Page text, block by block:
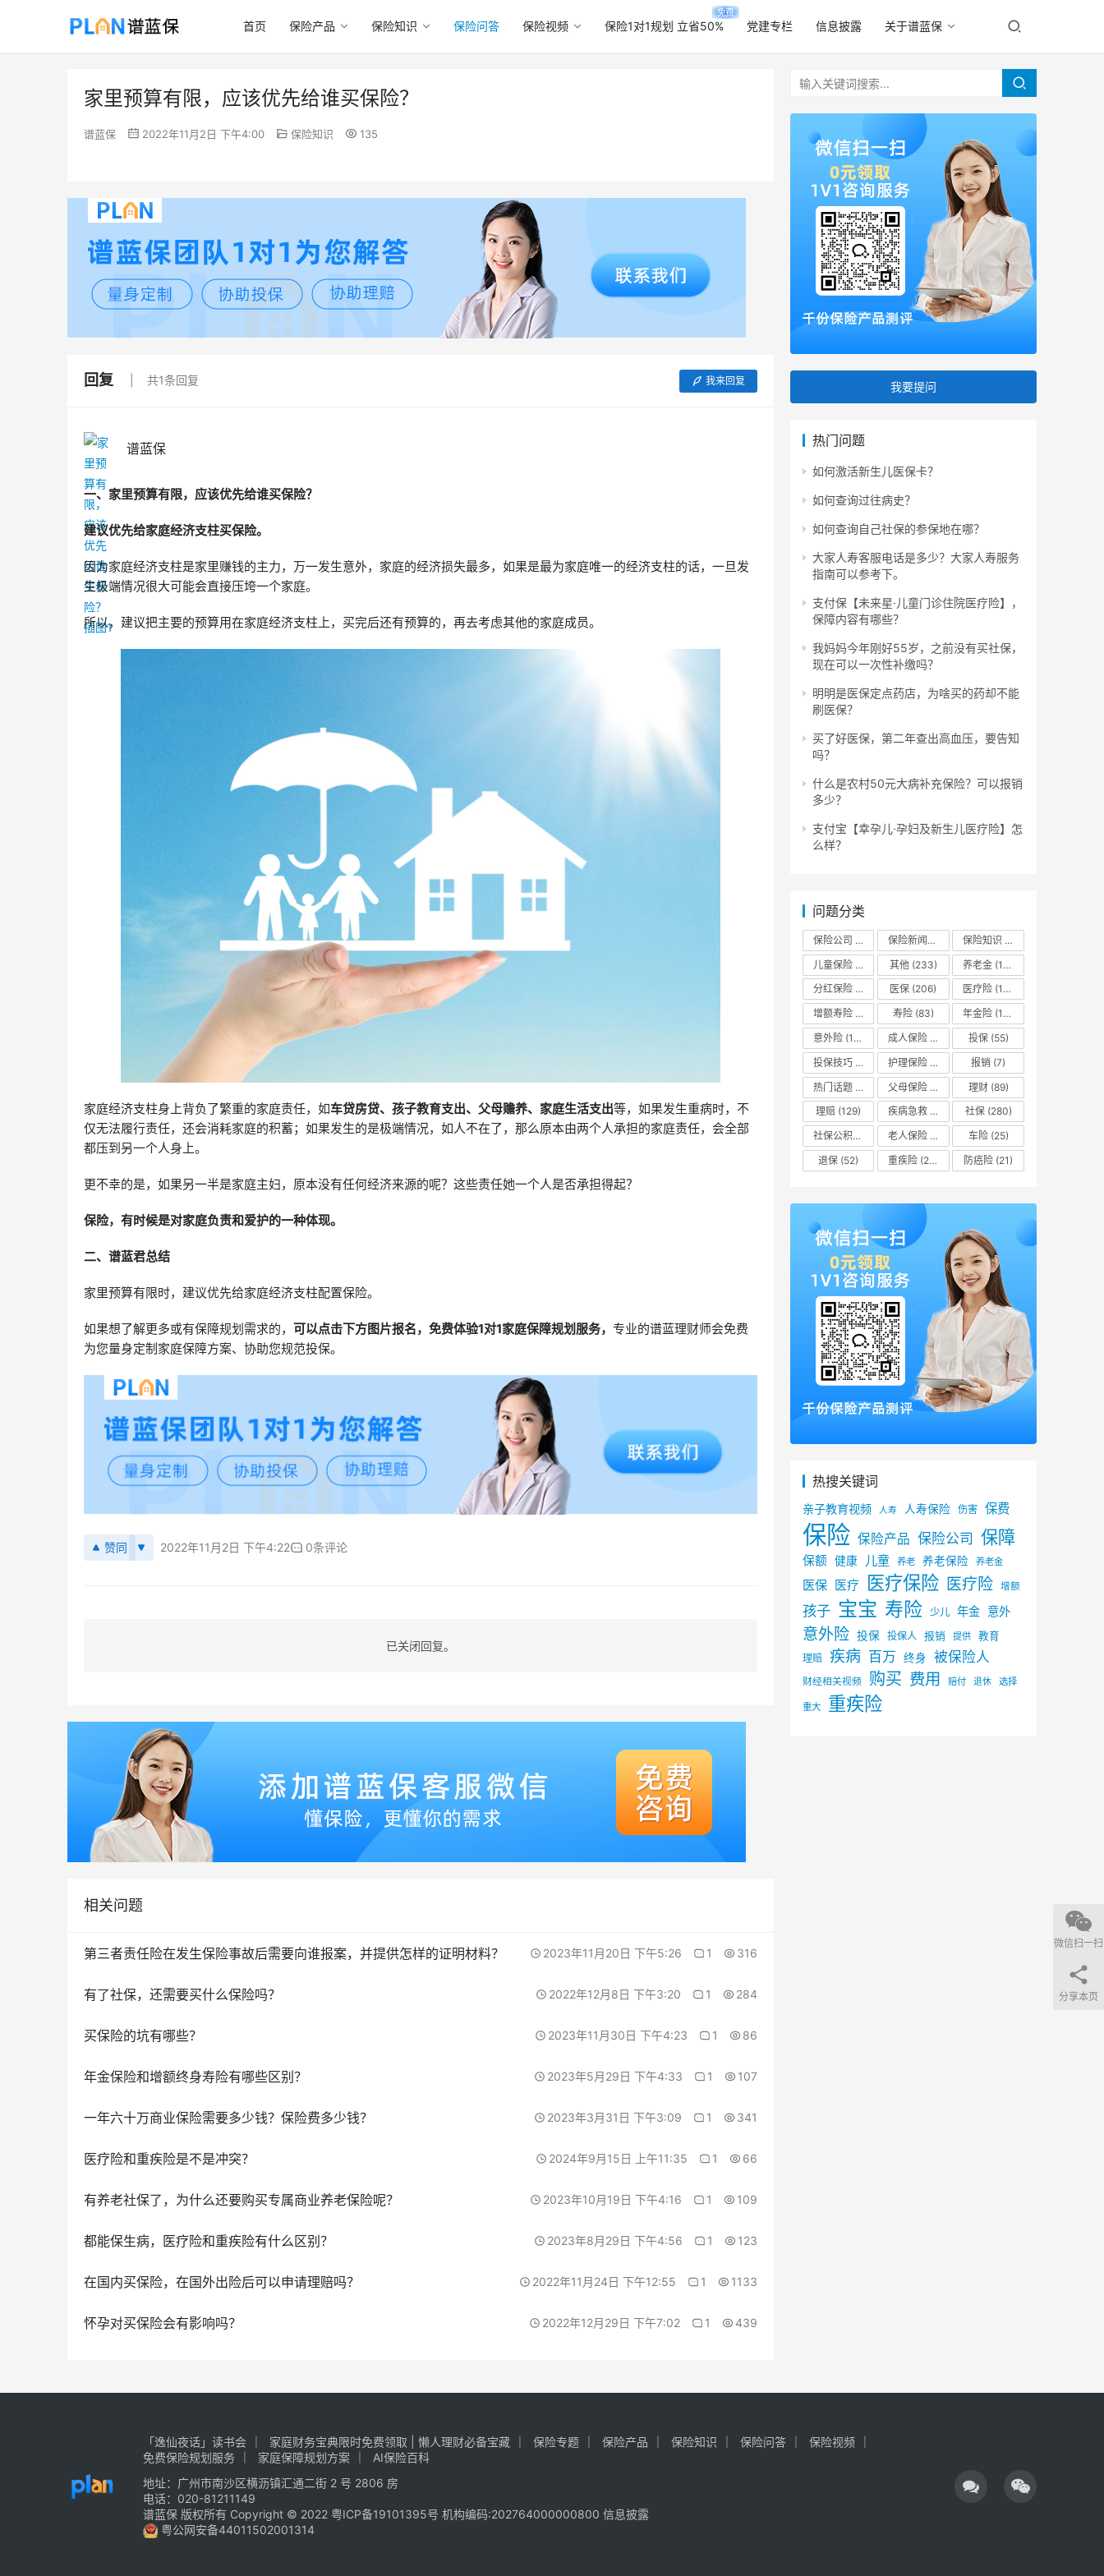
首页 保险产品 保险知识 保险问答 保险视频 保险1对1规划 立省50%
免费
党建专栏 信息披露 关于谱蓝保
家里预算有限，应该优先给谁买保险？
谱蓝保 2022年11月2日 下午4:00 保险知识 135
回复 共1条回复 我来回复
谱蓝保
一、家里预算有限，应该优先给谁买保险？
建议优先给家庭经济支柱买保险。
因为家庭经济支柱是家里赚钱的主力，万一发生意外，家庭的经济损失最多，如果是最为家庭唯一的经济支柱的话，一旦发
生极端情况很大可能会直接压垮一个家庭。
所以，建议把主要的预算用在家庭经济支柱上，买完后还有预算的，再去考虑其他的家庭成员。
家庭经济支柱身上背负了繁重的家庭责任，如车贷房贷、孩子教育支出、父母赡养、家庭生活支出等，如果发生重病时，不
仅无法履行责任，还会消耗家庭的积蓄；如果发生的是极端情况，如人不在了，那么原本由两个人承担的家庭责任，会全部
都压到另一个人身上。
更不幸的是，如果另一半是家庭主妇，原本没有任何经济来源的呢？这些责任她一个人是否承担得起？
保险，有时候是对家庭负责和爱护的一种体现。
二、谱蓝君总结
家里预算有限时，建议优先给家庭经济支柱配置保险。
如果想了解更多或有保障规划需求的， 可以点击下方图片报名，免费体验1对1家庭保障规划服务， 专业的谱蓝理财师会免费
为您量身定制家庭保障方案、协助您规范投保。
赞同 2022年11月2日 下午4:22 0条评论
已关闭回复。
相关问题
第三者责任险在发生保险事故后需要向谁报案，并提供怎样的证明材料？ 2023年11月20日 下午5:26 1 316
有了社保，还需要买什么保险吗？ 2022年12月8日 下午3:20 1 284
买保险的坑有哪些？ 2023年11月30日 下午4:23 1 86
年金保险和增额终身寿险有哪些区别？ 2023年5月29日 下午4:33 1 107
一年六十万商业保险需要多少钱？保险费多少钱？ 2023年3月31日 下午3:09 1 341
医疗险和重疾险是不是冲突？ 2024年9月15日 上午11:35 1 66
有养老社保了，为什么还要购买专属商业养老保险呢？ 2023年10月19日 下午4:16 1 109
都能保生病，医疗险和重疾险有什么区别？ 2023年8月29日 下午4:56 1 123
在国内买保险，在国外出险后可以申请理赔吗？ 2022年11月24日 下午12:55 1 1133
怀孕对买保险会有影响吗？ 2022年12月29日 下午7:02 1 439
我要提问
热门问题
如何激活新生儿医保卡？
如何查询过往病史？
如何查询自己社保的参保地在哪？
大家人寿客服电话是多少？大家人寿服务
指南可以参考下。
支付保【未来星·儿童门诊住院医疗险】，
保障内容有哪些？
我妈妈今年刚好55岁，之前没有买社保，
现在可以一次性补缴吗？
明明是医保定点药店，为啥买的药却不能
刷医保？
买了好医保，第二年查出高血压，要告知
吗？
什么是农村50元大病补充保险？可以报销
多少？
支付宝【幸孕儿·孕妇及新生儿医疗险】怎
么样？
问题分类
保险公司 保险新闻资讯 (13)保险知识
儿童保险
其他(233) 养老金 (180)
分红保险
医保 (206) 医疗险 (175)
增额寿险
寿险(83) 年金险 (185)
意外险 (143) 成人保险 投保(55)
投保技巧
护理保险 报销 (7)
热门话题
父母保险 理财(89)
理赔 (129) 疾病急救 社保(280)
社保公积金
老人保险 车险(25)
退保 (52) 重疾险 (205) 防癌险 (21)
热搜关键词
亲子教育视频 人寿 人寿保险 伤害 保费
保险 保险产品 保险公司 保障
保额 健康 儿童 养老 养老保险 养老金
医保 医疗 医疗保险 医疗险 增额
孩子 宝宝 寿险 少儿 年金 意外
意外险 投保 投保人 报销 提供
教育
理赔 疾病 百万 终身 被保险人
财经相关视频 购买 费用 赔付 退休 选择
重大 重疾险
「逸仙夜话」读书会 家庭财务宝典限时免费领取 | 懒人理财必备宝藏 保险专题 保险产品 保险知识 保险问答
保险视频
免费保险规划服务
家庭保障规划方案
AI保险百科
地址：广州市南沙区横沥镇汇通二街 2 号 2806 房
电话：020-81211149
谱蓝保 版权所有 Copyright © 2022 粤ICP备19101395号 机构编码:202764000000800 信息披露
粤公网安备44011502001314
微信扫一扫
分享本页